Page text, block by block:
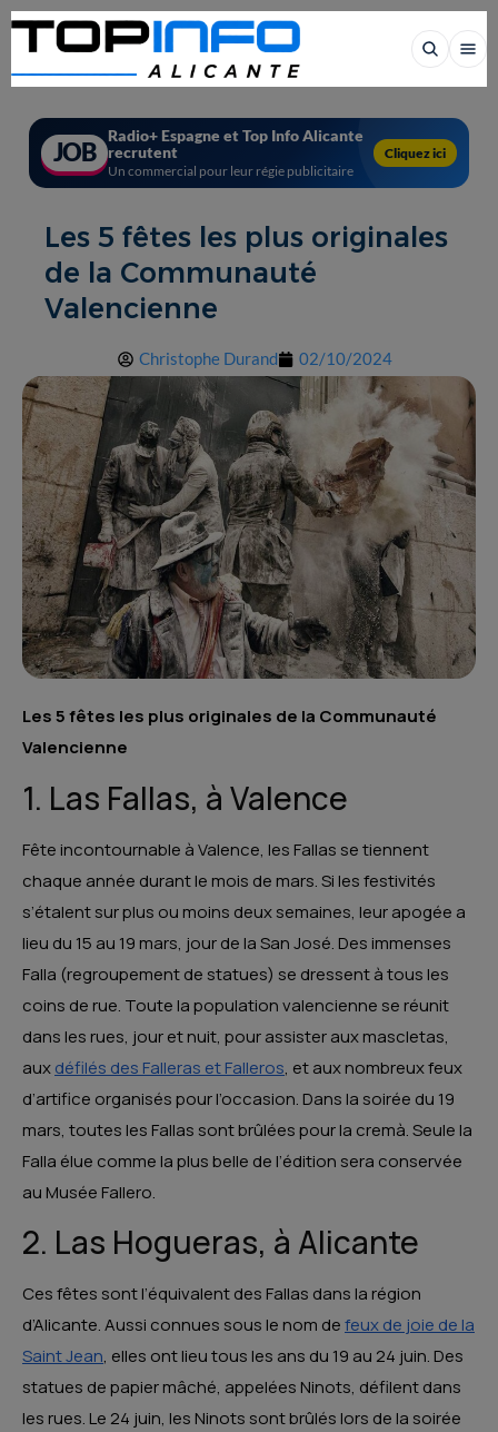
JOB
Radio+ Espagne et Top Info Alicante
recrutent
Un commercial pour leur régie publicitaire
Cliquez ici
Les 5 fêtes les plus originales
de la Communauté
Valencienne
Christophe Durand 02/10/2024
Les 5 fêtes les plus originales de la Communauté
Valencienne
1. Las Fallas, à Valence
Fête incontournable à Valence, les Fallas se tiennent
chaque année durant le mois de mars. Si les festivités
s’étalent sur plus ou moins deux semaines, leur apogée a
lieu du 15 au 19 mars, jour de la San José. Des immenses
Falla (regroupement de statues) se dressent à tous les
coins de rue. Toute la population valencienne se réunit
dans les rues, jour et nuit, pour assister aux mascletas,
auxdéfilés des Falleras et Falleros, et aux nombreux feux
d’artifice organisés pour l’occasion. Dans la soirée du 19
mars, toutes les Fallas sont brûlées pour la cremà. Seule la
Falla élue comme la plus belle de l’édition sera conservée
au Musée Fallero.
2. Las Hogueras, à Alicante
Ces fêtes sont l’équivalent des Fallas dans la région
d’Alicante. Aussi connues sous le nom defeux de joie de la
Saint Jean, elles ont lieu tous les ans du 19 au 24 juin. Des
statues de papier mâché, appelées Ninots, défilent dans
les rues. Le 24 juin, les Ninots sont brûlés lors de la soirée